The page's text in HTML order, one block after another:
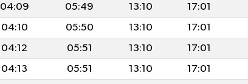
04:09 05:49 13:10 17:01
04:10 05:50 13:10 17:01
04:12 05:51 13:10 17:01
04:13 05:51 13:10 17:01